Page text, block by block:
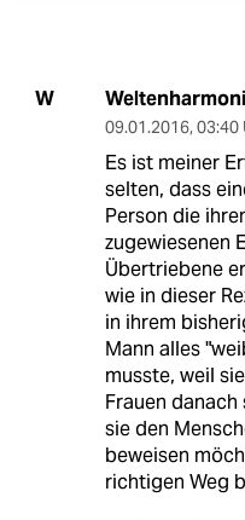
W
09.01.2016, 03:40
Es ist meiner
selten, dass
Person die
zugewiesenen
Übertriebene
wie in dieser
in ihrem
Mann alles
musste, weil
Frauen
sie den
beweisen
richtigen Weg